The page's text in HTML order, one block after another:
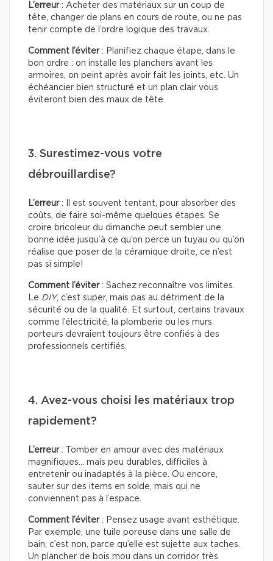
L’erreur: Acheter des matériaux sur un coup de
tête, changer de plans en cours de route, ou ne pas
tenir compte de l’ordre logique des travaux.
Comment l’éviter: Planifiez chaque étape, dans le
bon ordre : on installe les planchers avant les
armoires, on peint après avoir fait les joints, etc. Un
échéancier bien structuré et un plan clair vous
éviteront bien des maux de tête.
3. Surestimez-vous votre
débrouillardise?
L’erreur: Il est souvent tentant, pour absorber des
coûts, de faire soi-même quelques étapes. Se
croire bricoleur du dimanche peut sembler une
bonne idée jusqu’à ce qu’on perce un tuyau ou qu’on
réalise que poser de la céramique droite, ce n’est
pas si simple!
Comment l’éviter: Sachez reconnaître vos limites.
Le DIY, c’est super, mais pas au détriment de la
sécurité ou de la qualité. Et surtout, certains travaux
comme l’électricité, la plomberie ou les murs
porteurs devraient toujours être confiés à des
professionnels certifiés.
4. Avez-vous choisi les matériaux trop
rapidement?
L’erreur: Tomber en amour avec des matériaux
magnifiques… mais peu durables, difficiles à
entretenir ou inadaptés à la pièce. Ou encore,
sauter sur des items en solde, mais qui ne
conviennent pas à l’espace.
Comment l’éviter: Pensez usage avant esthétique.
Par exemple, une tuile poreuse dans une salle de
bain, c’est non, parce qu’elle est sujette aux taches.
Un plancher de bois mou dans un corridor très